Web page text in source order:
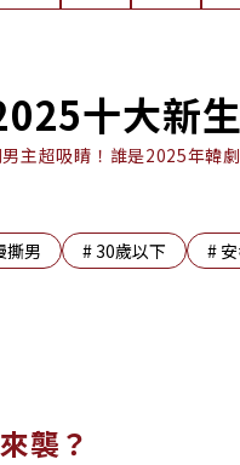
十大新
主超吸睛！誰是2025年韓
撕男 #30歲以下 #
襲？